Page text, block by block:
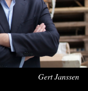
Gert Janssen